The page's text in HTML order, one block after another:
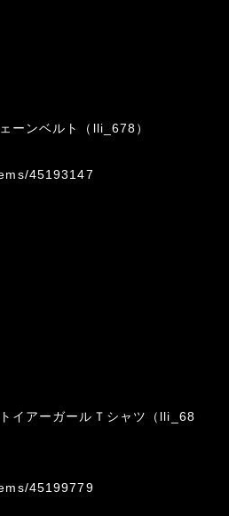
ーンベルト（lli_678）
45193147
イアーガールＴシャツ（lli_68
45199779